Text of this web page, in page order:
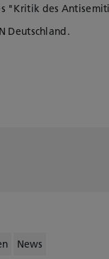
"Kritik des
Deutschland.
News